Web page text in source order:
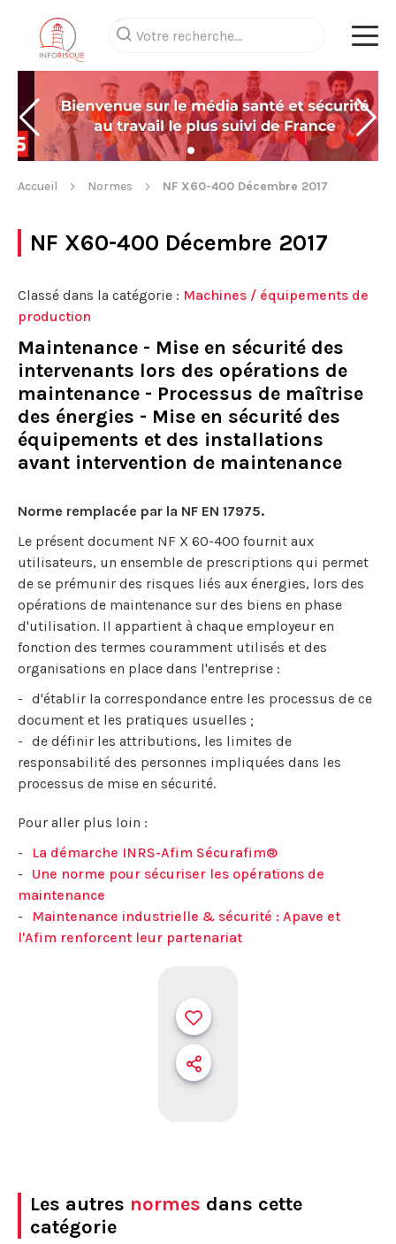
Accueil Normes NF X60-400 Décembre 2017
NF X60-400 Décembre 2017
Classé dans la catégorie : Machines / équipements de
production
Maintenance - Mise en sécurité des
intervenants lors des opérations de
maintenance - Processus de maîtrise
des énergies - Mise en sécurité des
équipements et des installations
avant intervention de maintenance
Norme remplacée par la NF EN 17975.
Le présent document NF X 60-400 fournit aux
utilisateurs, un ensemble de prescriptions qui permet
de se prémunir des risques liés aux énergies, lors des
opérations de maintenance sur des biens en phase
d'utilisation. Il appartient à chaque employeur en
fonction des termes couramment utilisés et des
organisations en place dans l'entreprise :
d'établir la correspondance entre les processus de ce
document et les pratiques usuelles ;
de définir les attributions, les limites de
responsabilité des personnes impliquées dans les
processus de mise en sécurité.
Pour aller plus loin :
La démarche INRS-Afim Sécurafim®
Une norme pour sécuriser les opérations de
maintenance
Maintenance industrielle & sécurité : Apave et
l'Afim renforcent leur partenariat
Les autres normes dans cette
catégorie